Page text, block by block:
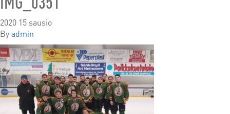
2020 15 sausio
Byadmin